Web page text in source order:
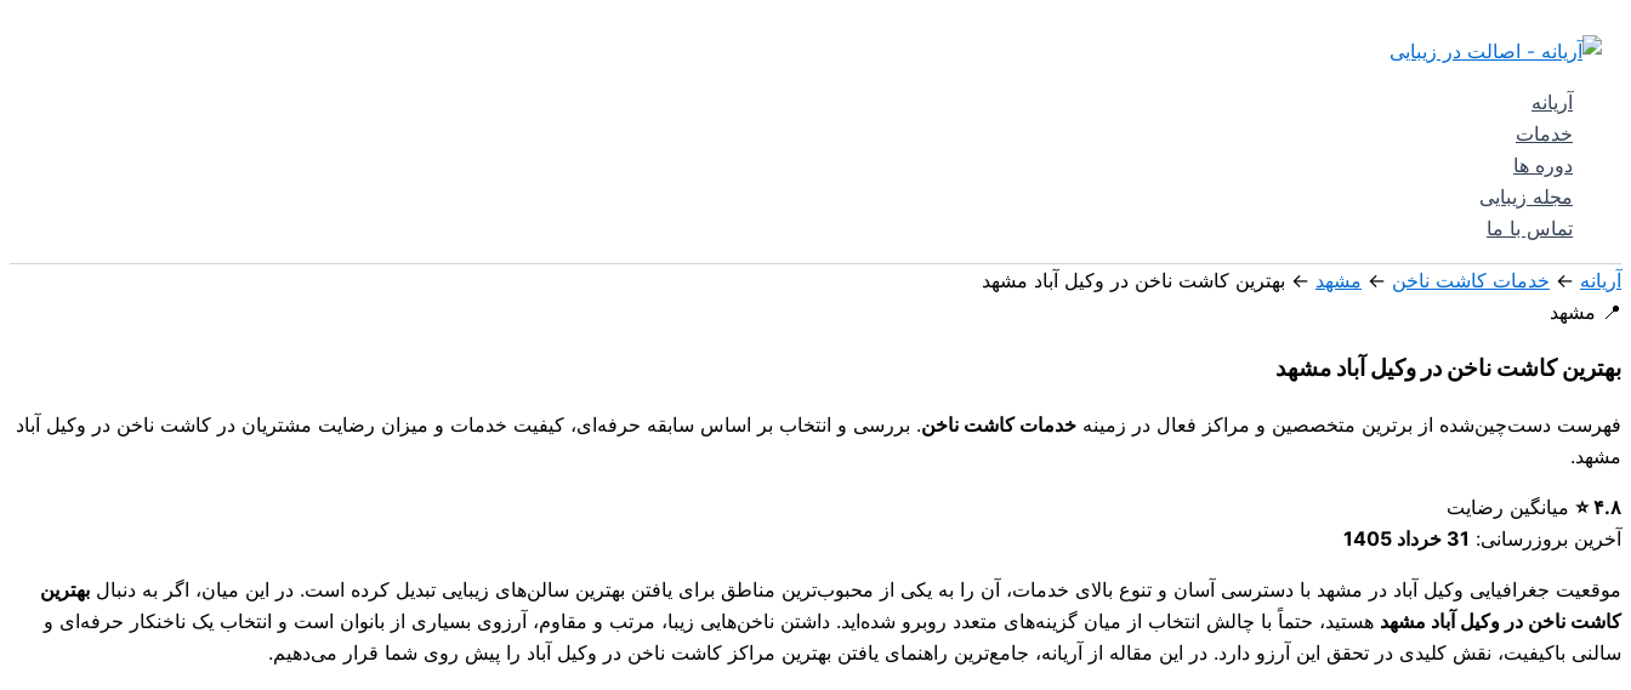
آریانه
خدمات
دوره ها
مجله زیبایی
تماس با ما
آریانه ← خدمات کاشت ناخن ← مشهد ← بهترین کاشت ناخن در وکیل آباد مشهد
📍 مشهد
بهترین کاشت ناخن در وکیل آباد مشهد
فهرست دست‌چین‌شده از برترین متخصصین و مراکز فعال در زمینه خدمات کاشت ناخن. بررسی و انتخاب بر اساس سابقه حرفه‌ای، کیفیت خدمات و میزان رضایت مشتریان در کاشت ناخن در وکیل آباد
مشهد.
۴.۸ ⭐
میانگین رضایت
آخرین بروزرسانی: 31 خرداد 1405
موقعیت جغرافیایی وکیل آباد در مشهد با دسترسی آسان و تنوع بالای خدمات، آن را به یکی از محبوب‌ترین مناطق برای یافتن بهترین سالن‌های زیبایی تبدیل کرده است. در این میان، اگر به دنبال بهترین
کاشت ناخن در وکیل آباد مشهد هستید، حتماً با چالش انتخاب از میان گزینه‌های متعدد روبرو شده‌اید. داشتن ناخن‌هایی زیبا، مرتب و مقاوم، آرزوی بسیاری از بانوان است و انتخاب یک ناخنکار حرفه‌ای و
سالنی باکیفیت، نقش کلیدی در تحقق این آرزو دارد. در این مقاله از آریانه، جامع‌ترین راهنمای یافتن بهترین مراکز کاشت ناخن در وکیل آباد را پیش روی شما قرار می‌دهیم.